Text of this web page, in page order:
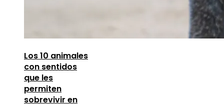
Los 10 animales
con sentidos
que les
permiten
sobrevivir en